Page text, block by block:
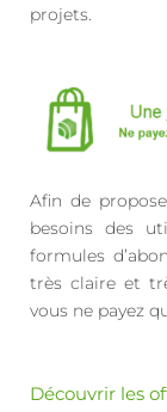
projets.
Afin de
besoins des
formules
très claire et
vous ne payez
Découvrir les